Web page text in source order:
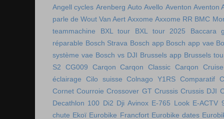
Angell cycles Arenberg Auto Avello Aventon Aventon
parle de Wout Van Aert Axxome Axxome RR BMC
teammachine
BXL tour BXL tour 2025
Baccara
réparable Bosch Strava Bosch app Bosch app vae
système vae Bosch vs DJI Brussels app Brussels
S2
CG009 Carqon Carqon Classic Carqon Cruise
éclairage
Cilo suisse Colnago Y1RS Comparatif
Cornet Courroie Crossover GT Crussis Crussis DJI
Decathlon 100 Di2 Dji Avinox E-765 Look E-ACTV
chute Ekoï Eurobike Francfort Eurobike dates